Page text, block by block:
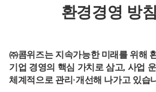
환경경영 방침
㈜콤위즈는 지속가능한 미래를 위해
기업 경영의 핵심 가치로 삼고, 사업
체계적으로 관리·개선해 나가고 있습